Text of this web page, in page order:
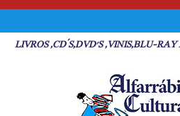
LIVROS ,CD´S,DVD'S ,VINIS,BLU-